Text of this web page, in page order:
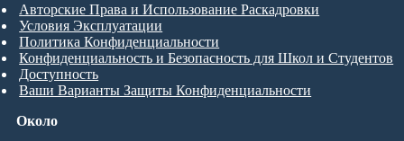
Около
Авторские Права и Использование Раскадровки
Условия Эксплуатации
Политика Конфиденциальности
Конфиденциальность и Безопасность для Школ и Студентов
Доступность
Ваши Варианты Защиты Конфиденциальности